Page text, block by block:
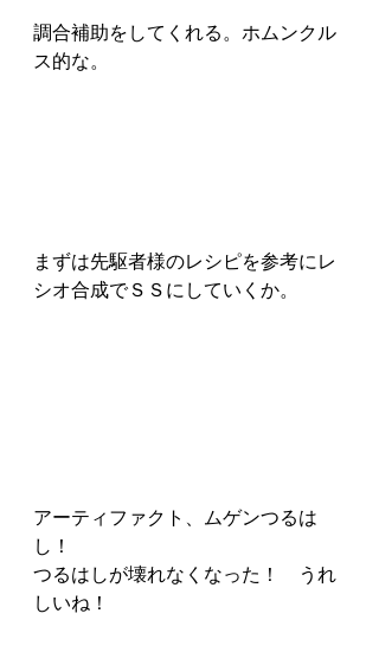
調合補助をしてくれる。ホムンクル
ス的な。
まずは先駆者様のレシピを参考にレ
シオ合成でＳＳにしていくか。
アーティファクト、ムゲンつるは
し！
つるはしが壊れなくなった！　うれ
しいね！